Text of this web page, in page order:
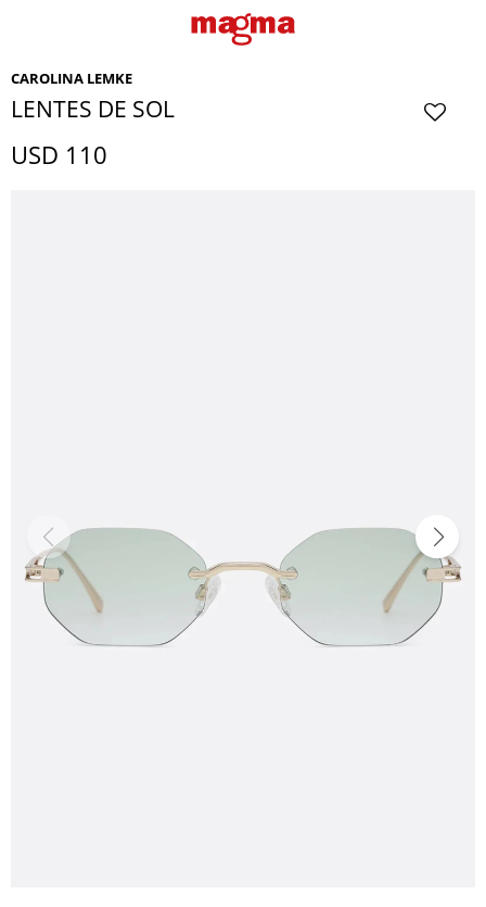
CAROLINA LEMKE
LENTES DE SOL
USD 110